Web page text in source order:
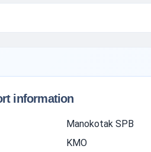
information
Manokotak SPB
KMO